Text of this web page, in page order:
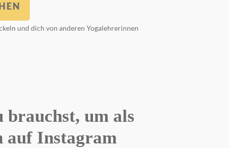
und dich von anderen Yogalehrerinnen
brauchst, um als
auf Instagram